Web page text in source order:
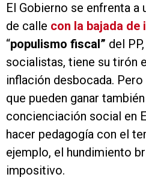
El Gobierno se enfrenta a
de calle con la bajada de
“populismo fiscal” del
socialistas, tiene su tirón
inflación desbocada.
que pueden ganar
concienciación social en
hacer pedagogía con el
ejemplo, el hundimiento
impositivo.